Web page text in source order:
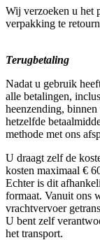
Wij verzoeken u het
verpakking te
Terugbetaling
Nadat u gebruik
alle betalingen,
heenzending,
hetzelfde
methode met ons
U draagt zelf de
kosten maximaal €
Echter is dit
formaat. Vanuit ons
vrachtvervoer
U bent zelf
het transport.